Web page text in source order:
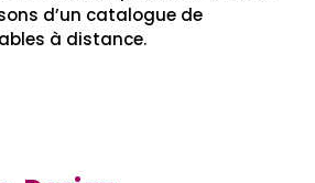
d’un catalogue de
à distance.